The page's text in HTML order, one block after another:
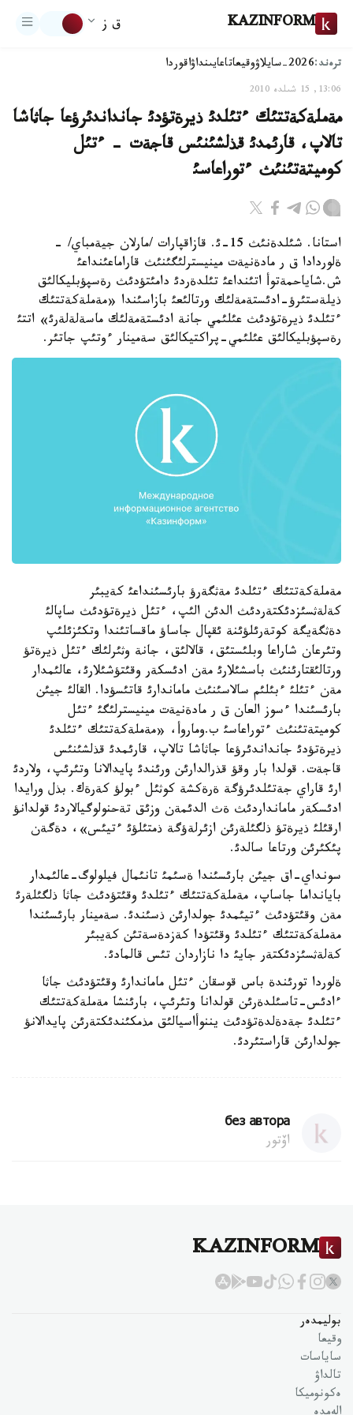
KAZINFORM ق ز
ترەند:2026-سايلاۋ وقيعاتاعايىنداۋاقوردا
13:06, 15 شىلدە 2010
مةملةكةتتئك ءتئلدئ ذيرةتؤدئ جانداندئرؤعا جاثاشا
تالاپ، قارئمدئ قذلشئنئس قاجةت - ءتئل
كوميتةتئنئث ءتوراعاسئ
استانا. شئلدةنئث 15-ئ. قازاقپارات /مارلان جيةمباي/ -
ةلوردادا ق ر مادةنيةت مينيسترلئگئنئث قاراماعئنداعئ
ش.شاياحمةتوأ اتئنداعئ تئلدةردئ دامئتؤدئث رةسپؤبليكالئق
ذيلةستئرؤ-ادئستةمةلئك ورتالئعئ بازاسئندا «مةملةكةتتئك
ءتئلدئ ذيرةتؤدئث عئلئمي جانة ادئستةمةلئك ماسةلةلةرئ» اتتئ
رةسپؤبليكالئق عئلئمي-پراكتيكالئق سةمينار ءوتئپ جاتئر.
مةملةكةتتئك ءتئلدئ مةثگةرؤ بارئسئنداعئ كةيبئر
كةلةثسئزدئكتةردئث الدئن الئپ، ءتئل ذيرةتؤدئث ساپالئ
دةثگةيگة كوتةرئلؤئنة ئقپال جاساؤ ماقساتئندا وتكئزئلئپ
وتئرعان شاراعا وبلئستئق، قالالئق، جانة وثئرلئك ءتئل ذيرةتؤ
ورتالئقتارئنئث باسشئلارئ مةن ادئسكةر وقئتؤشئلارئ، عالئمدار
مةن ءتئلئ ءبئلئم سالاسئنئث ماماندارئ قاتئسؤدا. القالئ جيئن
بارئسئندا ءسوز العان ق ر مادةنيةت مينيسترلئگئ ءتئل
كوميتةتئنئث ءتوراعاسئ ب.وماروأ، «مةملةكةتتئك ءتئلدئ
ذيرةتؤدئ جانداندئرؤعا جاثاشا تالاپ، قارئمدئ قذلشئنئس
قاجةت. قولدا بار وقؤ قذرالدارئن ورئندئ پايدالانا وتئرئپ، ولاردئ
ارئ قاراي جةتئلدئرؤگة ةرةكشة كوثئل ءبولؤ كةرةك. بذل ورايدا
ادئسكةر مامانداردئث ةث الدئمةن وزئق تةحنولوگيالاردئ قولدانؤ
ارقئلئ ذيرةتؤ ذلگئلةرئن ازئرلةؤگة ذمتئلؤئ ءتيئس»، دةگةن
پئكئرئن ورتاعا سالدئ.
سونداي-اق جيئن بارئسئندا ةسئمئ تانئمال فيلولوگ-عالئمدار
بايانداما جاساپ، مةملةكةتتئك ءتئلدئ وقئتؤدئث جاثا ذلگئلةرئ
مةن وقئتؤدئث ءتيئمدئ جولدارئن ذسئندئ. سةمينار بارئسئندا
مةملةكةتتئك ءتئلدئ وقئتؤدا كةزدةسةتئن كةيبئر
كةلةثسئزدئكتةر جايئ دا نازاردان تئس قالمادئ.
ةلوردا تورئندة باس قوسقان ءتئل ماماندارئ وقئتؤدئث جاثا
ءادئس-تاسئلدةرئن قولدانا وتئرئپ، بارئنشا مةملةكةتتئك
ءتئلدئ جةدةلدةتؤدئث يننوأاسيالئق مذمكئندئكتةرئن پايدالانؤ
جولدارئن قاراستئردئ.
без автора
اۆتور
KAZINFORM
بوليمدەر
وقيعا
ساياسات
تالداۋ
ەكونوميكا